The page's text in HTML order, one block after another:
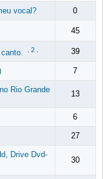
vocal? 0
45
2. 39
7
Rio Grande
13
6
27
Drive Dvd-
30